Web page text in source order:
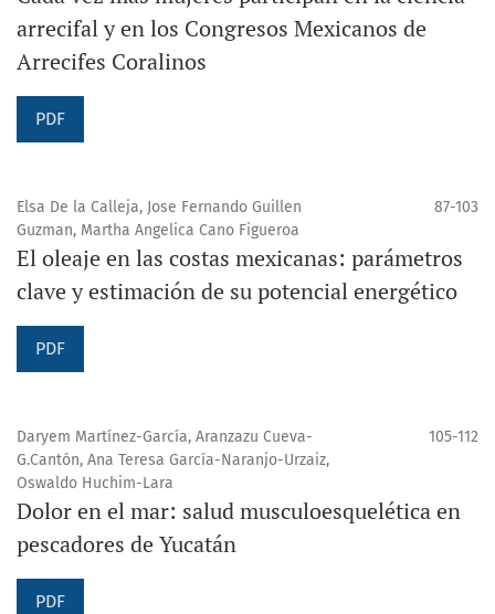
arrecifal y en los Congresos Mexicanos de
Arrecifes Coralinos
PDF
Elsa De la Calleja, Jose Fernando Guillen
Guzman, Martha Angelica Cano Figueroa
87-103
El oleaje en las costas mexicanas: parámetros
clave y estimación de su potencial energético
PDF
Daryem Martínez-García, Aranzazu Cueva-
G.Cantón, Ana Teresa García-Naranjo-Urzaiz,
Oswaldo Huchim-Lara
105-112
Dolor en el mar: salud musculoesquelética en
pescadores de Yucatán
PDF